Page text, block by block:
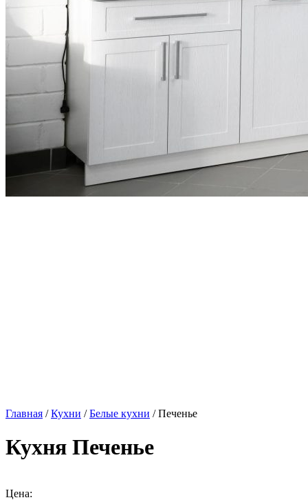
Главная /Кухни /Белые кухни / Печенье
Кухня Печенье
Цена: